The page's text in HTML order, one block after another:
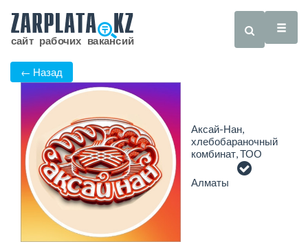
← Назад
Аксай-Нан,
хлебобараночный
комбинат, ТОО
Алматы